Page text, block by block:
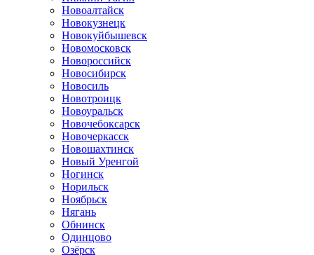
Новоалтайск
Новокузнецк
Новокуйбышевск
Новомосковск
Новороссийск
Новосибирск
Новосиль
Новотроицк
Новоуральск
Новочебоксарск
Новочеркасск
Новошахтинск
Новый Уренгой
Ногинск
Норильск
Ноябрьск
Нягань
Обнинск
Одинцово
Озёрск